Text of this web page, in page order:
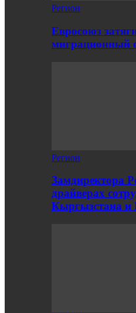
Регион
Евросоюз
миграционный
Регион
Замдиректора
драйверах
Кыргызстана и